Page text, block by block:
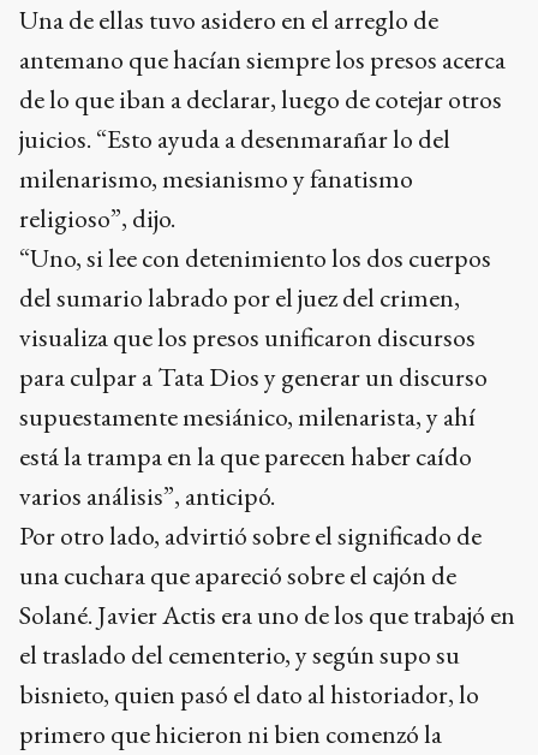
Una de ellas tuvo asidero en el arreglo de
antemano que hacían siempre los presos acerca
de lo que iban a declarar, luego de cotejar otros
juicios. “Esto ayuda a desenmarañar lo del
milenarismo, mesianismo y fanatismo
religioso”, dijo.
“Uno, si lee con detenimiento los dos cuerpos
del sumario labrado por el juez del crimen,
visualiza que los presos unificaron discursos
para culpar a Tata Dios y generar un discurso
supuestamente mesiánico, milenarista, y ahí
está la trampa en la que parecen haber caído
varios análisis”, anticipó.
Por otro lado, advirtió sobre el significado de
una cuchara que apareció sobre el cajón de
Solané. Javier Actis era uno de los que trabajó en
el traslado del cementerio, y según supo su
bisnieto, quien pasó el dato al historiador, lo
primero que hicieron ni bien comenzó la